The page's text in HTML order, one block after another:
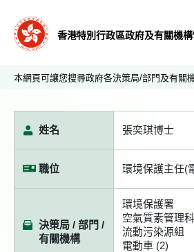
香港特別行政區政府及有關機
本網頁可讓您搜尋政府各決策局/部門及有關
姓名 張奕琪博士
職位 環境保護主任(
決策局 / 部門 /
有關機構
環境保護署
空氣質素管理科
流動污染源組
電動車 (2)